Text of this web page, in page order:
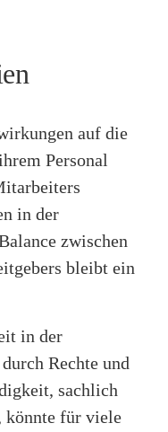
auf die
Personal
in der
zwischen
bleibt ein
in der
Rechte und
sachlich
könnte für viele